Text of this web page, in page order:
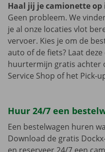
Haal jij je camionette op
Geen probleem. We
je al onze locaties vlot
vervoer. Kies je om de
auto of de fiets? Laat
huurtermijn gratis achter
Service Shop of het Pick-
Huur 24/7 een
Een bestelwagen huren
Download de gratis